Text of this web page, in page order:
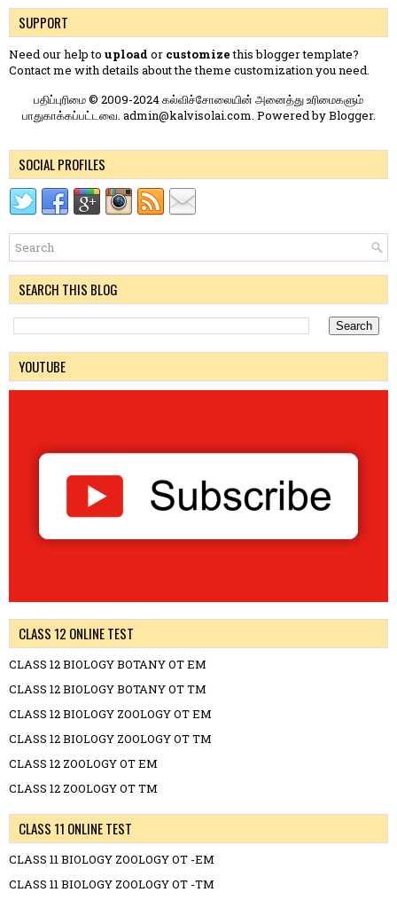
SUPPORT
Need our help to upload or customizethis blogger template?
Contact me with details about the theme customization you need.
பதிப்புரிமை © 2009-2024 கல்விச்சோலையின் அனைத்து உரிமைகளும்
பாதுகாக்கப்பட்டவை. admin@kalvisolai.com. Powered byBlogger.
SOCIAL PROFILES
SEARCH THIS BLOG
YOUTUBE
CLASS 12 ONLINE TEST
CLASS 12 BIOLOGY BOTANY OT EM
CLASS 12 BIOLOGY BOTANY OT TM
CLASS 12 BIOLOGY ZOOLOGY OT EM
CLASS 12 BIOLOGY ZOOLOGY OT TM
CLASS 12 ZOOLOGY OT EM
CLASS 12 ZOOLOGY OT TM
CLASS 11 ONLINE TEST
CLASS 11 BIOLOGY ZOOLOGY OT -EM
CLASS 11 BIOLOGY ZOOLOGY OT -TM